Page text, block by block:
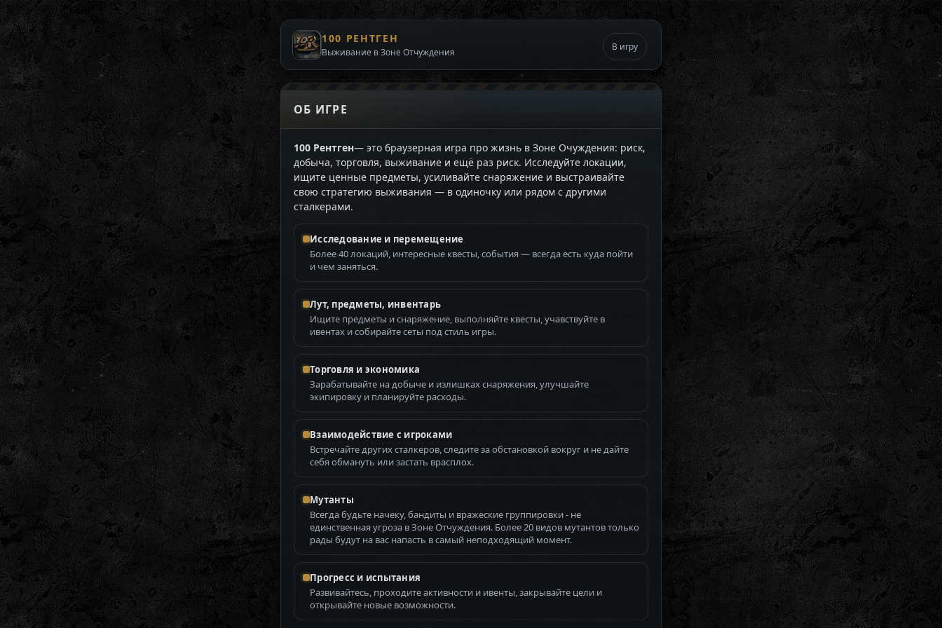
100 РЕНТГЕН
Выживание в Зоне Отчуждения В игру
ОБ ИГРЕ
100 Рентген— это браузерная игра про жизнь в Зоне Очуждения: риск,
добыча, торговля, выживание и ещё раз риск. Исследуйте локации,
ищите ценные предметы, усиливайте снаряжение и выстраивайте
свою стратегию выживания — в одиночку или рядом с другими
сталкерами.
Исследование и перемещение
Более 40 локаций, интересные квесты, события — всегда есть куда пойти
и чем заняться.
Лут, предметы, инвентарь
Ищите предметы и снаряжение, выполняйте квесты, учавствуйте в
ивентах и собирайте сеты под стиль игры.
Торговля и экономика
Зарабатывайте на добыче и излишках снаряжения, улучшайте
экипировку и планируйте расходы.
Взаимодействие с игроками
Встречайте других сталкеров, следите за обстановкой вокруг и не дайте
себя обмануть или застать врасплох.
Мутанты
Всегда будьте начеку, бандиты и вражеские группировки - не
единственная угроза в Зоне Отчуждения. Более 20 видов мутантов только
рады будут на вас напасть в самый неподходящий момент.
Прогресс и испытания
Развивайтесь, проходите активности и ивенты, закрывайте цели и
открывайте новые возможности.